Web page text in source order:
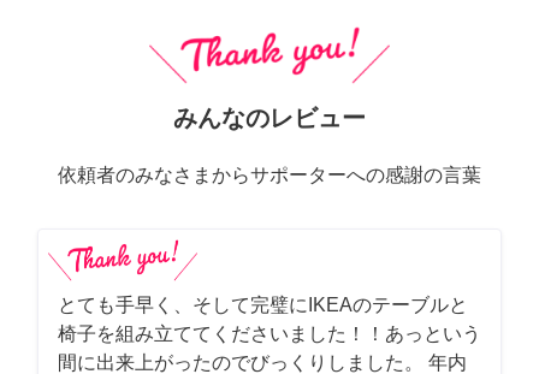
みんなのレビュー
依頼者のみなさまからサポーターへの感謝の言葉
とても手早く、そして完璧にIKEAのテーブルと
椅子を組み立ててくださいました！！あっという
間に出来上がったのでびっくりしました。 年内